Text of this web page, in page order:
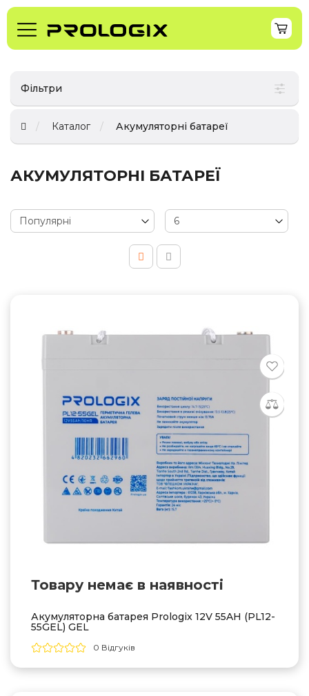
Фільтри
Каталог Акумуляторні батареї
АКУМУЛЯТОРНІ БАТАРЕЇ
Товару немає в наявностi
Акумуляторна батарея Prologix 12V 55AH (PL12-
55GEL) GEL
0 Відгуків